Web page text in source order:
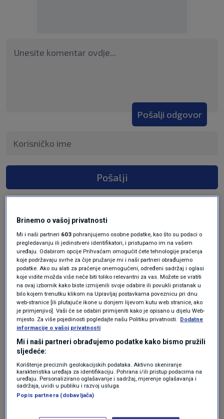
Pošalji odgovor
Pošalji
Oglas
Brinemo o vašoj privatnosti
Mi i naši partneri 603 pohranjujemo osobne podatke, kao što su podaci o
pregledavanju ili jedinstveni identifikatori, i pristupamo im na vašem
uređaju. Odabirom opcije Prihvaćam omogućit ćete tehnologije praćenja
koje podržavaju svrhe za čije pružanje mi i naši partneri obrađujemo
podatke. Ako su alati za praćenje onemogućeni, određeni sadržaj i oglasi
koje vidite možda više neće biti toliko relevantni za vas. Možete se vratiti
na ovaj izbornik kako biste izmijenili svoje odabire ili povukli pristanak u
bilo kojem trenutku klikom na Upravljaj postavkama poveznicu pri dnu
web-stranice [ili plutajuće ikone u donjem lijevom kutu web stranice, ako
je primjenjivo]. Vaši će se odabiri primijeniti kako je opisano u dijelu Web-
mjesto. Za više pojedinosti pogledajte našu Politiku privatnosti. Dodatne
informacije o vašoj privatnosti
Mi i naši partneri obrađujemo podatke kako bismo pružili
sljedeće:
Korištenje preciznih geolokacijskih podataka. Aktivno skeniranje
karakteristika uređaja za identifikaciju. Pohrana i/ili pristup podacima na
uređaju. Personalizirano oglašavanje i sadržaj, mjerenje oglašavanja i
sadržaja, uvidi u publiku i razvoj usluga.
Popis partnera (dobavljača)